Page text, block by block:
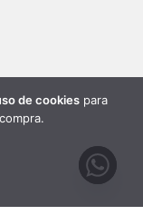
de cookiespara